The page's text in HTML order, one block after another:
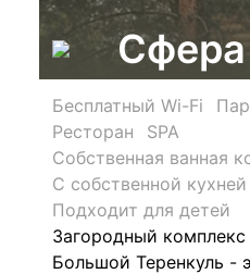
Сфера
Бесплатный Wi-Fi
Ресторан
SPA
Собственная ванная
С собственной кухней
Подходит для детей
Загородный
Большой Теренкуль -